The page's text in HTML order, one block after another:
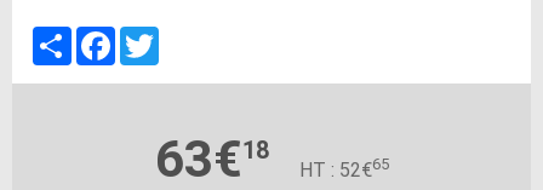
PartagerFacebook
63€18
HT : 52€65